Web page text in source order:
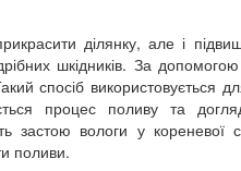
ділянку, але і
шкідників. За
спосіб використовується
процес поливу та
застою вологи у
поливи.